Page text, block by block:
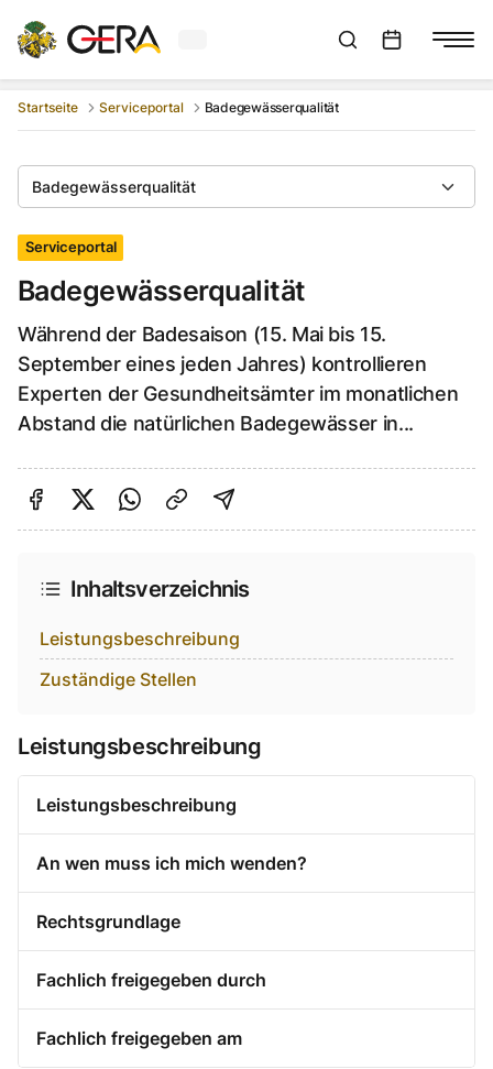
Aktuelles Wetter in GeraSuchleiste anzeigen
Startseite Serviceportal Badegewässerqualität
Badegewässerqualität
Serviceportal
Badegewässerqualität
Während der Badesaison (15. Mai bis 15.
September eines jeden Jahres) kontrollieren
Experten der Gesundheitsämter im monatlichen
Abstand die natürlichen Badegewässer in...
Auf Facebook teilen
Auf Twitter teilen
Per Link teilen
shareViaEmail
Inhaltsverzeichnis
Leistungsbeschreibung
Zuständige Stellen
Leistungsbeschreibung
Leistungsbeschreibung
An wen muss ich mich wenden?
Rechtsgrundlage
Fachlich freigegeben durch
Fachlich freigegeben am